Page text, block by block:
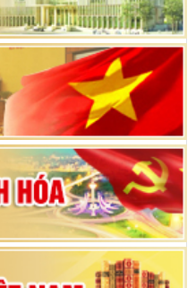
bỏ phiếu bầu cử ĐBQH
HĐND các cấp nhiệm kỳ
Nam: vì lợi ích Nhân dân,
đất nước
dung Đại hội đại biểu
Hóa lần thứ XX, nhiệm kỳ
bộ xã Yên Thọ lần thứ I,
Yên Ninh lần thứ nhất,